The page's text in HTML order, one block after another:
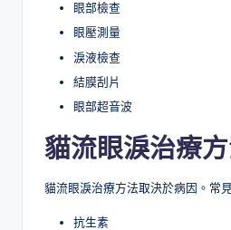
眼部檢查
眼壓測量
淚液檢查
結膜刮片
眼部超音波
貓流眼淚治療
貓流眼淚治療方法取決於病因。常
抗生素